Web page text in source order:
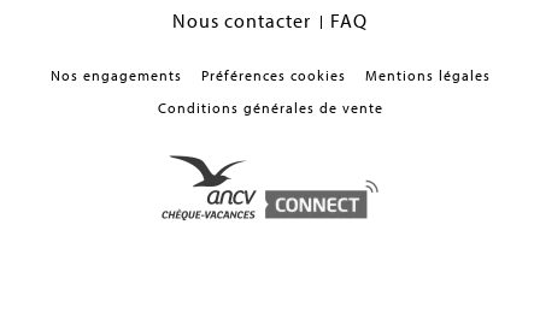
Nous contacter
FAQ
Nos engagements Préférences cookies
Mentions légales
Conditions générales de vente